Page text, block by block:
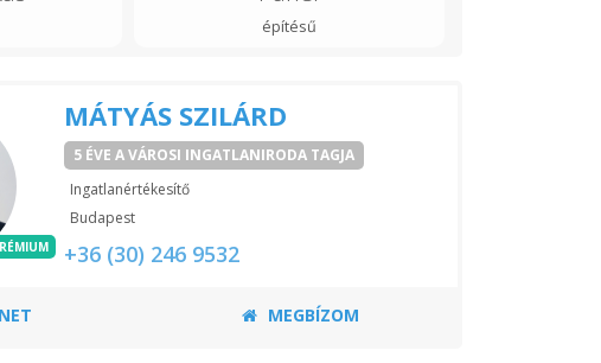
építésű
MÁTYÁS SZILÁRD
5 ÉVE A VÁROSI INGATLANIRODA TAGJA
Ingatlanértékesítő
Budapest
+36 (30) 246 9532
MEGBÍZOM